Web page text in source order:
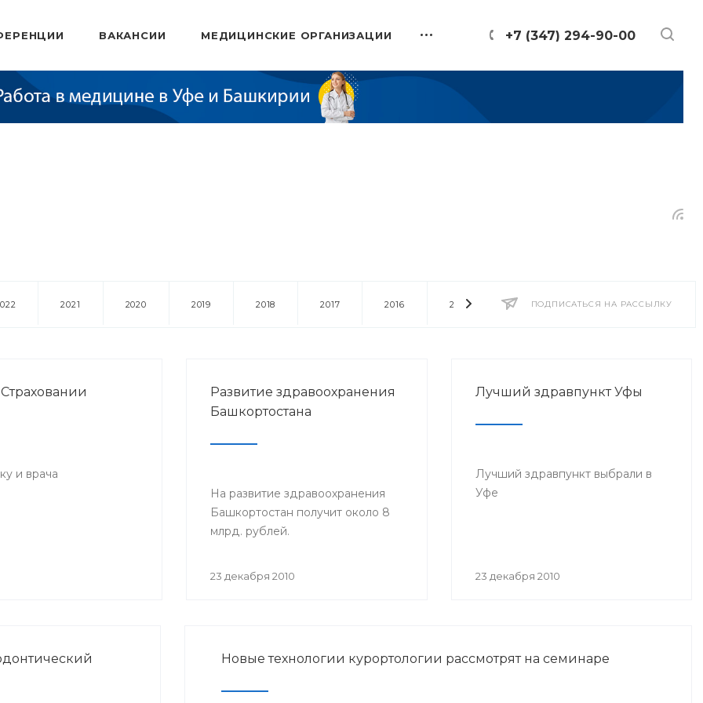
+7 (347) 294-90-00
ВАКАНСИИ МЕДИЦИНСКИЕ ОРГАНИЗАЦИИ
ПОДПИСАТЬСЯ НА РАССЫЛКУ
2021 2020 2019 2018 2017 2016 2014 2013 2012 2011
и врача
Развитие здравоохранения
Башкортостана
На развитие здравоохранения
Башкортостан получит около 8
млрд. рублей.
23 декабря 2010
Лучший здравпункт Уфы
Лучший здравпункт выбрали в
Уфе
23 декабря 2010
Новые технологии курортологии рассмотрят на семинаре